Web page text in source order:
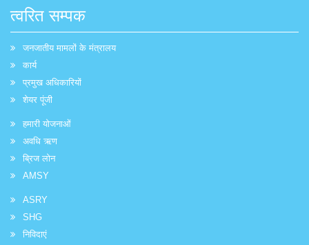
त्वरित सम्पक
जनजातीय मामलों के मंत्रालय
कार्य
प्रमुख अधिकारियों
शेयर पूंजी
हमारी योजनाओं
अवधि ऋण
ब्रिज लोन
AMSY
ASRY
SHG
निविदाएं